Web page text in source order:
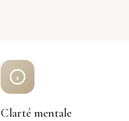
Clarté mentale